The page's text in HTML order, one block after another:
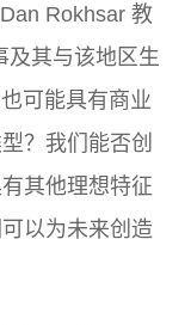
Rokhsar 教
及其与该地区生
可能具有商业
？我们能否创
其他理想特征
以为未来创造